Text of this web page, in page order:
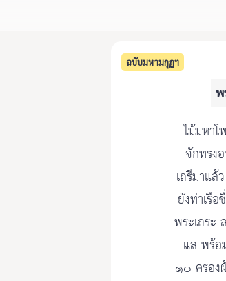
ฉบับมหามกุฏฯ
พ
ไม้มหา
จักทรง
เถรีมาแ
ยังท่าเรื
พระเถระ
แล พร้
๑๐ ครอง